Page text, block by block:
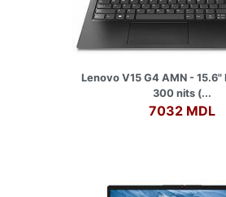
Lenovo V15 G4 AMN - 15.6"
300 nits (...
7032 MDL